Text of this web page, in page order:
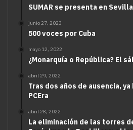
SUMAR se presenta en Sevilla
junio 27, 2023
500 voces por Cuba
mayo 12, 2022
¿Monarquía o República? El
abril 29, 2022
Tras dos años de ausencia,
PCEra
abril 28, 2022
La eliminación de las torres